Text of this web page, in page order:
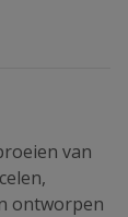
van
ontworpen